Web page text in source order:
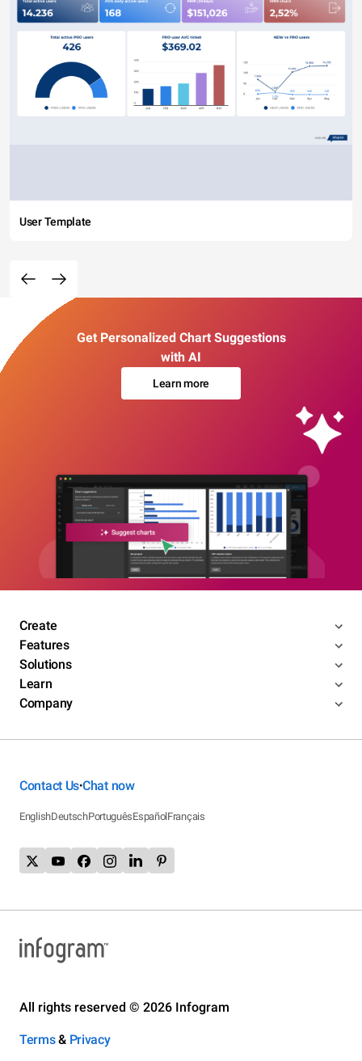
User Template
Get Personalized Chart Suggestions
with AI
Learn more
Create
Features
Solutions
Learn
Company
Contact Us•Chat now
EnglishDeutschPortuguêsEspañolFrançais
All rights reserved © 2026 Infogram
Terms& Privacy